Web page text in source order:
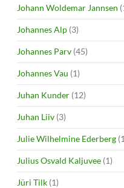
Johann Woldemar Jannsen
Johannes Alp (3)
Johannes Parv (45)
Johannes Vau (1)
Juhan Kunder (12)
Juhan Liiv (3)
Julie Wilhelmine Ederberg
Julius Osvald Kaljuvee (1)
Jüri Tilk (1)